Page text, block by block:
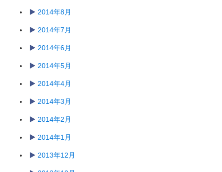
2014年8月
2014年7月
2014年6月
2014年5月
2014年4月
2014年3月
2014年2月
2014年1月
2013年12月